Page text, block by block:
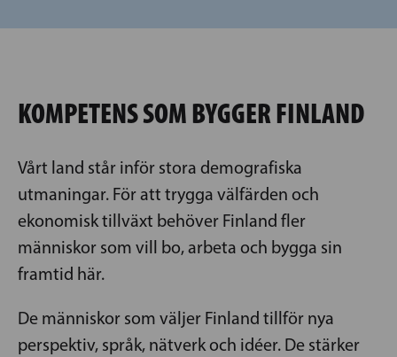
KOMPETENS SOM BYGGER FINLAND
Vårt land står inför stora demografiska
utmaningar. För att trygga välfärden och
ekonomisk tillväxt behöver Finland fler
människor som vill bo, arbeta och bygga sin
framtid här.
De människor som väljer Finland tillför nya
perspektiv, språk, nätverk och idéer. De stärker